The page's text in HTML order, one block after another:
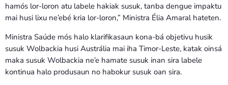
hamós lor-loron atu labele hakiak susuk, tanba dengue impaktu
mai husi lixu ne’ebé kria lor-loron,” Ministra Élia Amaral hateten.
Ministra Saúde mós halo klarifikasaun kona-bá objetivu husik
susuk Wolbackia husi Austrália mai iha Timor-Leste, katak oinsá
maka susuk Wolbackia ne’e hamate susuk inan sira labele
kontinua halo produsaun no habokur susuk oan sira.